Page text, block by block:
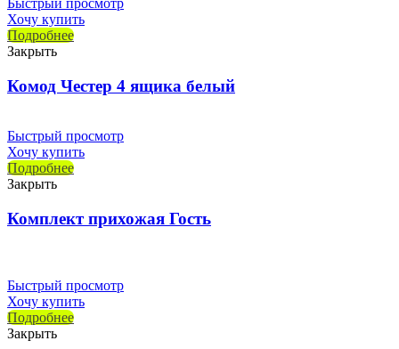
Быстрый просмотр
Хочу купить
Подробнее
Закрыть
Комод Честер 4 ящика белый
Быстрый просмотр
Хочу купить
Подробнее
Закрыть
Комплект прихожая Гость
Быстрый просмотр
Хочу купить
Подробнее
Закрыть